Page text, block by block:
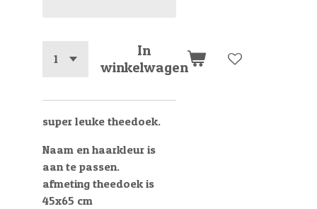
In
winkelwagen
super leuke theedoek.
Naam en haarkleur is
aan te passen.
afmeting theedoek is
45x65 cm